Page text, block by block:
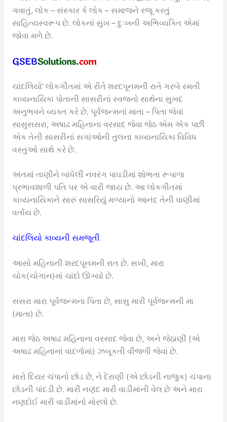
ગવાતું, લોક – સંસ્કાર કે લોક – સમાજને રજૂ કરતું
સાહિત્યસ્વરૂપ છે. લોકનાં સુખ – દુઃખની અભિવ્યક્તિ એમાં
જોવા મળે છે.
ચાંદલિયો’ લોકગીતમાં એ રીતે શરદપૂનમની રાતે ગરબે રમતી
કાવ્યનાયિકા પોતાની સાસરીનાં સ્વજનો સાથેના સુખદ
અનુભવને વ્યક્ત કરે છે. પૂર્વજન્મનાં માતા – પિતા જેવાં
સાસુસસરા, અષાઢ મહિનાના વરસાદ જેવા જેઠ એમ એક પછી
એક તેની સાસરીનાં સગાંઓની તુલના કાવ્યનાયિકા વિવિધ
વસ્તુઓ સાથે કરે છે.
અંતમાં તાણીને બાંધેલી નવરંગ પાઘડીમાં શોભતા રૂપાળા
પ્રભાવશાળી પતિ પર એ વારી જાય છે. આ લોકગીતમાં
કાવ્યનાયિકાને સારું સાસરિયું મળ્યાનો આનંદ તેની વાણીમાં
વર્તાય છે.
ચાંદલિયો કાવ્યની સમજૂતી
આસો મહિનાની શરદપૂનમની રાત છે. સખી, મારા
ચોક(ચોગાન)માં ચાંદો ઊગ્યો છે.
સસરા મારા પૂર્વજન્મના પિતા છે, સાસુ મારી પૂર્વજન્મની મા
(માતા) છે.
મારા જેઠ અષાઢ મહિનાના વરસાદ જેવા છે, અને જેઠાણી (એ
અષાઢ મહિનાનાં વાદળોમાં) ઝબૂકતી વીજળી જેવાં છે.
મારો દિયર ચંપાનો છોડ છે, ને દેરાણી (એ છોડની નાજુક) ચંપાના
છોડની પાંદડી છે. મારી નણંદ મારી વાડીમાંની વેલ છે અને મારા
નણદોઈ મારી વાડીમાંનો મોરલો છે.